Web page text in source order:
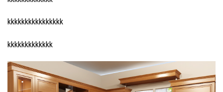
kkkkkkkkkkkkkkkk
kkkkkkkkkkkkk